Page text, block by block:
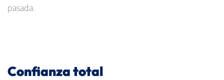
pasada.
Confianza total